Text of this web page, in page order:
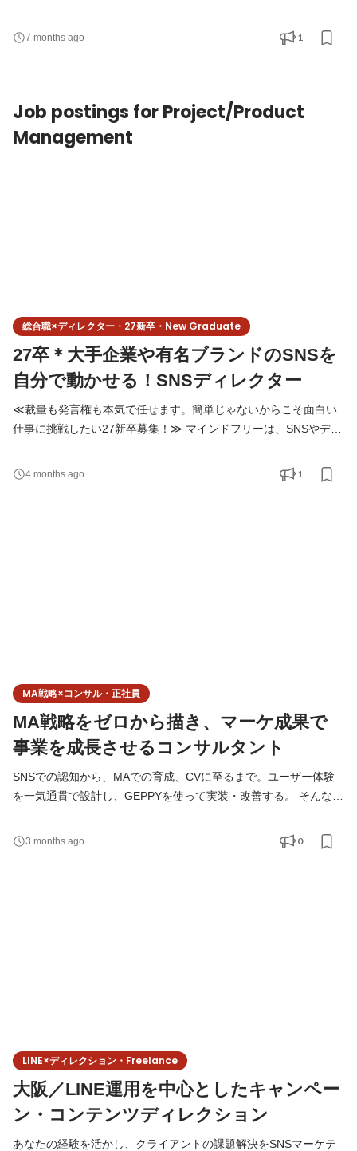
ているので、チャンスの多い環境です！ ＜LINEプラットフォーム
『GEPPY』における自社サービスの開発・運用保守＞ 基本的には
7 months ago 1
Job postings for Project/Product
Management
総合職×ディレクター・27新卒・New Graduate
27卒＊大手企業や有名ブランドのSNSを
自分で動かせる！SNSディレクター
≪裁量も発言権も本気で任せます。簡単じゃないからこそ面白い
仕事に挑戦したい27新卒募集！≫ マインドフリーは、SNSやデジ
た課題を解決する会社です。 決まった正解をなぞる仕事ではな
く、 毎回、課題に合わせて最適なやり方を考えることを大切にし
4 months ago 1
MA戦略×コンサル・正社員
MA戦略をゼロから描き、マーケ成果で
事業を成長させるコンサルタント
SNSでの認知から、MAでの育成、CVに至るまで。ユーザー体験
を一気通貫で設計し、GEPPYを使って実装・改善する。 そんな事
施策を回す」のではなく、「事業を伸ばすために何をすべきか」
3 months ago 0
LINE×ディレクション・Freelance
大阪／LINE運用を中心としたキャンペー
ン・コンテンツディレクション
あなたの経験を活かし、クライアントの課題解決をSNSマーケテ